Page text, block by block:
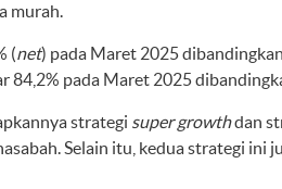
murah.
(net) pada Maret 2025
84,2% pada Maret 2025
strategi super growthdan
Selain itu, kedua strategi